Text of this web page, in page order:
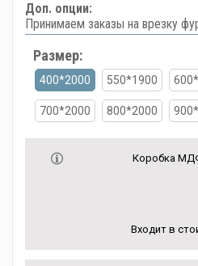
Доп. опции:
Принимаем заказы на врезку
Размер:
400*2000 550*1900
700*2000 800*2000
Коробка
Входит в